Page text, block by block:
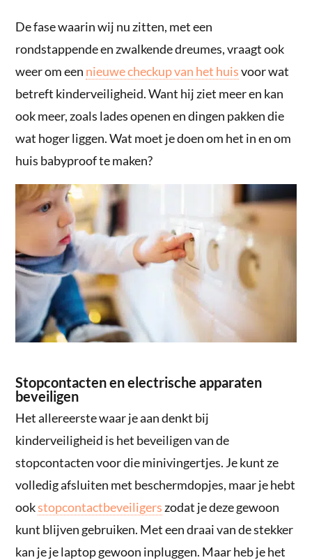
De fase waarin wij nu zitten, met een
rondstappende en zwalkende dreumes, vraagt ook
weer om een nieuwe checkup van het huisvoor wat
betreft kinderveiligheid. Want hij ziet meer en kan
ook meer, zoals lades openen en dingen pakken die
wat hoger liggen. Wat moet je doen om het in en om
huis babyproof te maken?
Stopcontacten en electrische apparaten
beveiligen
Het allereerste waar je aan denkt bij
kinderveiligheid is het beveiligen van de
stopcontacten voor die minivingertjes. Je kunt ze
volledig afsluiten met beschermdopjes, maar je hebt
ookstopcontactbeveiligers zodat je deze gewoon
kunt blijven gebruiken. Met een draai van de stekker
kan je je laptop gewoon inpluggen. Maar heb je het